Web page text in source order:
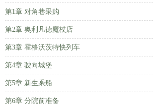
第1章 对角巷采购
第2章 奥利凡德魔杖店
第3章 霍格沃茨特快列车
第4章 驶向城堡
第5章 新生乘船
第6章 分院前准备